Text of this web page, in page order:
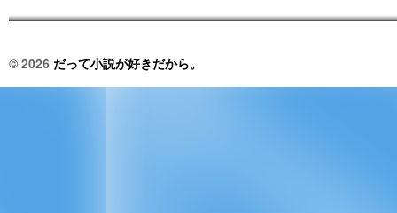
© 2026 だって小説が好きだから。